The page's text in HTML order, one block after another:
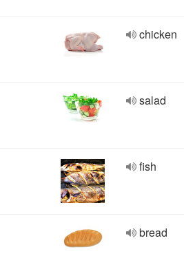
chicken
salad
fish
bread